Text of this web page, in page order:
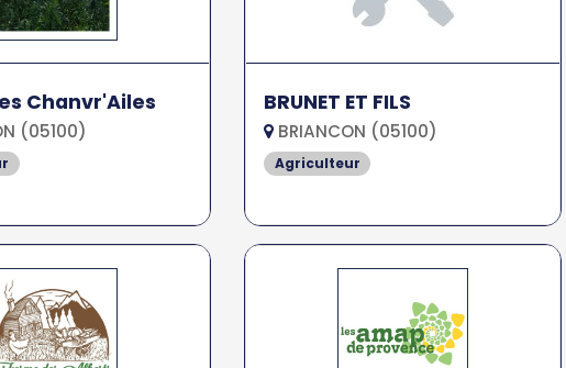
Chanvr'Ailes
(05100)
BRUNET ET FILS
BRIANCON (05100)
Agriculteur